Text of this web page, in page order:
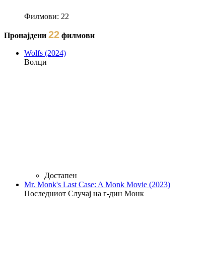
Филмови: 22
Пронајдени 22 филмови
Wolfs (2024)
Волци
Достапен
Mr. Monk's Last Case: A Monk Movie (2023)
Последниот Случај на г-дин Монк